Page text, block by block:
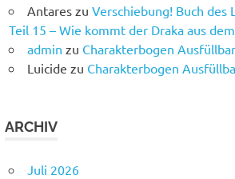
Antares zu Verschiebung! Buch des
Teil 15 – Wie kommt der Draka aus
admin zu Charakterbogen Ausfüllbar
Luicide zu Charakterbogen
ARCHIV
Juli 2026